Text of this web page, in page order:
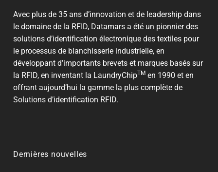
Avec plus de 35 ans d’innovation et de leadership dans
le domaine de la RFID, Datamars a été un pionnier des
solutions d’identification électronique des textiles pour
le processus de blanchisserie industrielle, en
développant d’importants brevets et marques basés sur
la RFID, en inventant la LaundryChipTM en 1990 et en
offrant aujourd’hui la gamme la plus complète de
Solutions d’identification RFID.
Dernières nouvelles